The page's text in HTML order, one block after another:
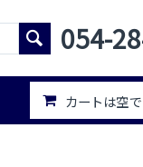
054-
カートは空